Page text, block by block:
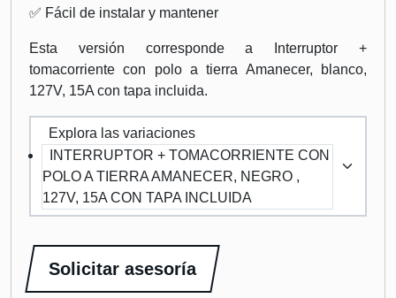
✅ Fácil de instalar y mantener
Esta versión corresponde a Interruptor +
tomacorriente con polo a tierra Amanecer, blanco,
127V, 15A con tapa incluida.
Explora las variaciones
INTERRUPTOR + TOMACORRIENTE CON
POLO A TIERRA AMANECER, NEGRO ,
127V, 15A CON TAPA INCLUIDA
Solicitar asesoría